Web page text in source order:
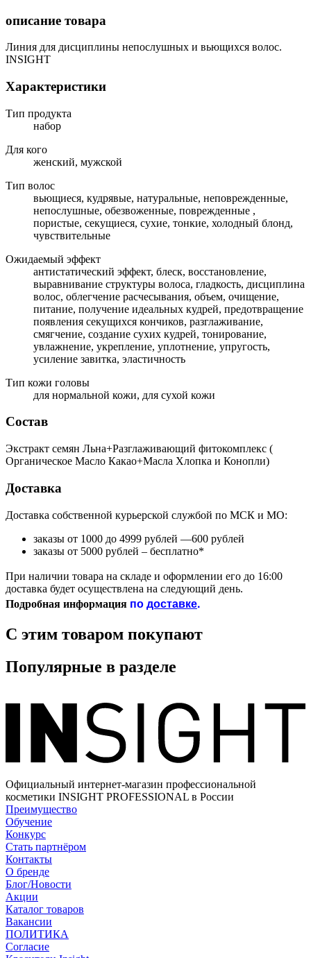
описание товара
Линия для дисциплины непослушных и вьющихся волос.
INSIGHT
Характеристики
Тип продукта
набор
Для кого
женский, мужской
Тип волос
вьющиеся, кудрявые, натуральные, неповрежденные,
непослушные, обезвоженные, поврежденные ,
пористые, секущиеся, сухие, тонкие, холодный блонд,
чувствительные
Ожидаемый эффект
антистатический эффект, блеск, восстановление,
выравнивание структуры волоса, гладкость, дисциплина
волос, облегчение расчесывания, объем, очищение,
питание, получение идеальных кудрей, предотвращение
появления секущихся кончиков, разглаживание,
смягчение, создание сухих кудрей, тонирование,
увлажнение, укрепление, уплотнение, упругость,
усиление завитка, эластичность
Тип кожи головы
для нормальной кожи, для сухой кожи
Состав
Экстракт семян Льна+Разглаживающий фитокомплекс (
Органическое Масло Какао+Масла Хлопка и Конопли)
Доставка
Доставка собственной курьерской службой по МСК и МО:
заказы от 1000 до 4999 рублей —600 рублей
заказы от 5000 рублей – бесплатно*
При наличии товара на складе и оформлении его до 16:00
доставка будет осуществлена на следующий день.
Подробная информация подоставке.
С этим товаром покупают
Популярные в разделе
Официальный интернет-магазин профессиональной
косметики INSIGHT PROFESSIONAL в России
Преимущество
Обучение
Конкурс
Стать партнёром
Контакты
О бренде
Блог/Новости
Акции
Каталог товаров
Вакансии
ПОЛИТИКА
Согласие